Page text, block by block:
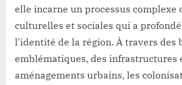
elle incarne un processus complexe
culturelles et sociales qui a
l'identité de la région. À travers des
emblématiques, des infrastructures
aménagements urbains, les